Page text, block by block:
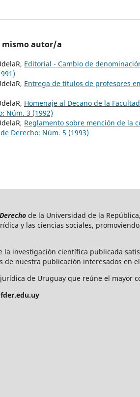
mismo autor/a
Editorial - Cambio de
Entrega de títulos de profesores
Homenaje al Decano de la
Núm. 3 (1992)
Reglamento sobre mención de la
Derecho: Núm. 5 (1993)
de la Universidad de la
y las ciencias sociales,
investigación científica publicada
de nuestra publicación interesados en
de Uruguay que reúne el mayor